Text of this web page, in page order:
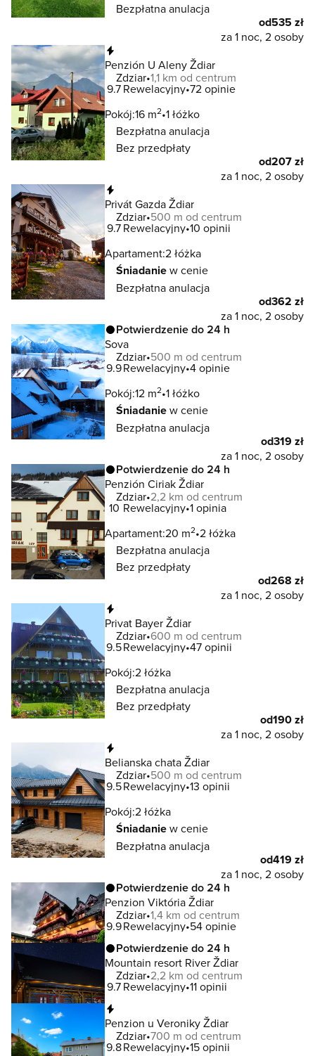
Bezpłatna anulacja
od535 zł
za 1 noc, 2 osoby
Penzión U Aleny Ždiar
Zdziar 1,1 km od centrum
9.7Rewelacyjny 72 opinie
Pokój:16 m2 1 łóżko
Bezpłatna anulacja
Bez przedpłaty
od207 zł
za 1 noc, 2 osoby
Privát Gazda Ždiar
Zdziar 500 m od centrum
9.7Rewelacyjny 10 opinii
Apartament:2 łóżka
Śniadaniew cenie
Bezpłatna anulacja
od362 zł
za 1 noc, 2 osoby
Potwierdzenie do 24 h
Sova
Zdziar 500 m od centrum
9.9Rewelacyjny 4 opinie
Pokój:12 m2 1 łóżko
Śniadaniew cenie
Bezpłatna anulacja
od319 zł
za 1 noc, 2 osoby
Potwierdzenie do 24 h
Penzión Ciriak Ždiar
Zdziar 2,2 km od centrum
10 Rewelacyjny 1 opinia
Apartament:20 m2 2 łóżka
Bezpłatna anulacja
Bez przedpłaty
od268 zł
za 1 noc, 2 osoby
Privat Bayer Ždiar
Zdziar 600 m od centrum
9.5Rewelacyjny 47 opinii
Pokój:2 łóżka
Bezpłatna anulacja
Bez przedpłaty
od190 zł
za 1 noc, 2 osoby
Belianska chata Ždiar
Zdziar 500 m od centrum
9.5Rewelacyjny 13 opinii
Pokój:2 łóżka
Śniadaniew cenie
Bezpłatna anulacja
od419 zł
za 1 noc, 2 osoby
Potwierdzenie do 24 h
Penzion Viktória Ždiar
Zdziar 1,4 km od centrum
9.9Rewelacyjny 54 opinie
Potwierdzenie do 24 h
Mountain resort River Ždiar
Zdziar 2,2 km od centrum
9.7Rewelacyjny 11 opinii
Penzion u Veroniky Ždiar
Zdziar 700 m od centrum
9.8Rewelacyjny 15 opinii